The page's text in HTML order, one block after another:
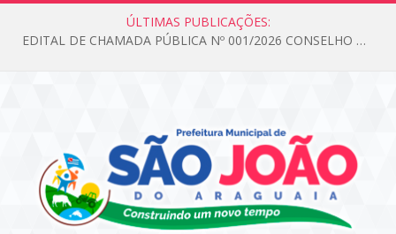
ÚLTIMAS PUBLICAÇÕES:
EDITAL DE CHAMADA PÚBLICA Nº 001/2026 CONSELHO DOS DIREITOS DA CRIANÇA E DO ADOLESCENTE